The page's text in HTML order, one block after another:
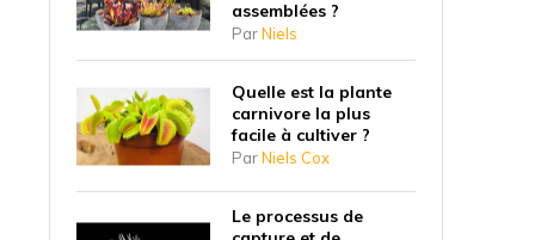
assemblées ?
ParNiels
Quelle est la plante
carnivore la plus
facile à cultiver ?
ParNiels Cox
Le processus de